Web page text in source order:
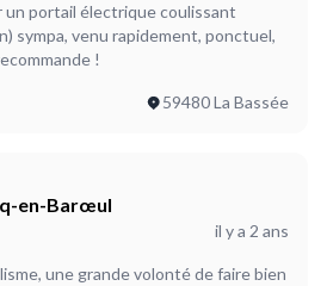
un portail électrique coulissant
sympa, venu rapidement, ponctuel,
!
59480 La Bassée
en-Barœul
il y a 2 ans
une grande volonté de faire bien